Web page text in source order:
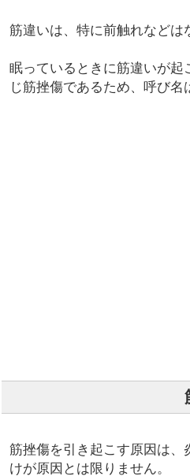
筋違いは、特に前触れなどは
眠っているときに筋違いが起
じ筋挫傷であるため、呼び名
筋挫傷を引き起こす原因は
けが原因とは限りません。